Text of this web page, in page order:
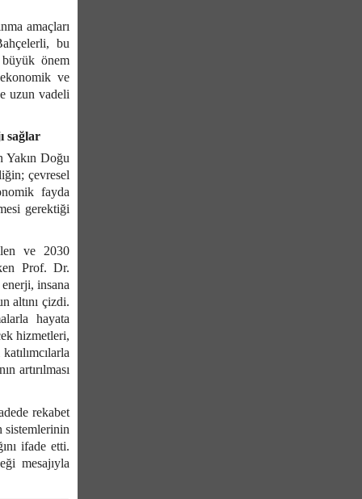
amaçları
bu
büyük önem
ve
uzun vadeli
sağlar
Yakın Doğu
çevresel
fayda
gerektiği
ve 2030
Prof. Dr.
insana
altını çizdi.
hayata
hizmetleri,
artırılması
rekabet
sistemlerinin
ifade etti.
mesajıyla